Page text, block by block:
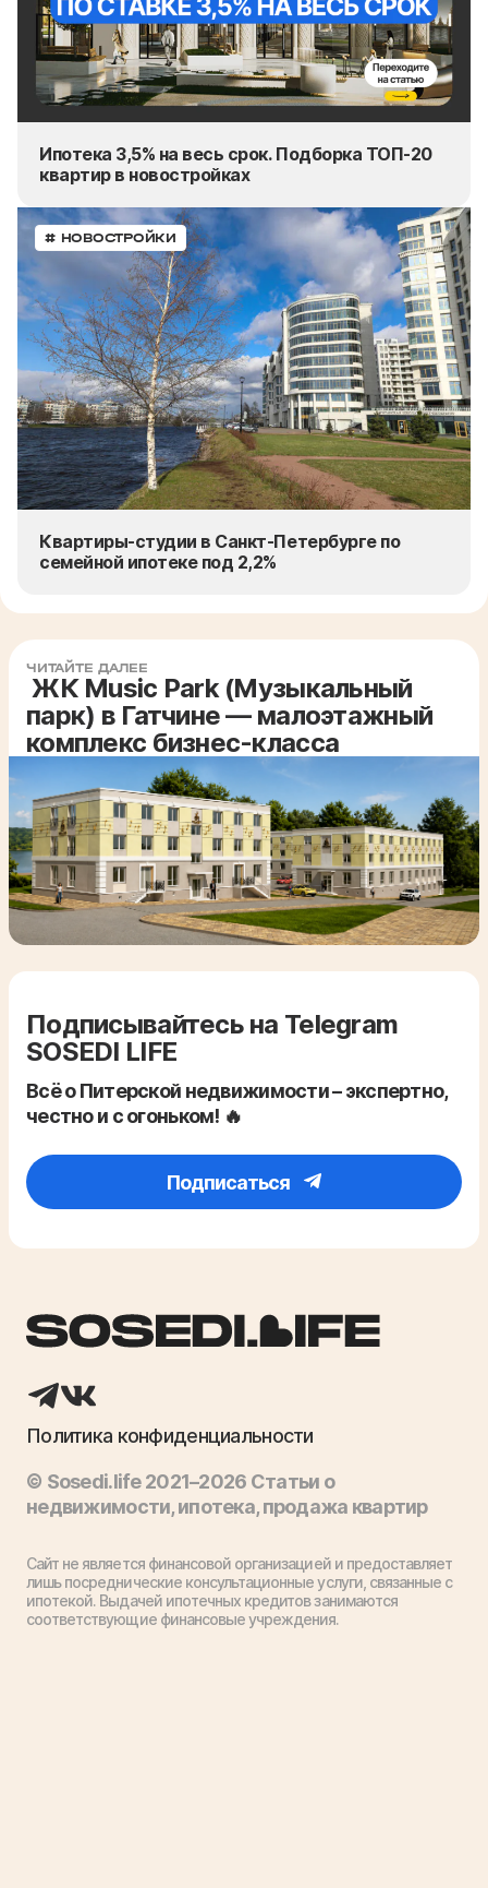
Ипотека 3,5% на весь срок. Подборка ТОП-20
квартир в новостройках
# НОВОСТРОЙКИ
Квартиры-студии в Санкт-Петербурге по
семейной ипотеке под 2,2%
ЧИТАЙТЕ ДАЛЕЕ
ЖК Music Park (Музыкальный
парк) в Гатчине — малоэтажный
комплекс бизнес-класса
Подписывайтесь на Telegram
SOSEDI LIFE
Всё о Питерской недвижимости – экспертно,
честно и с огоньком! 🔥
Подписаться
Политика конфиденциальности
© Sosedi.life 2021–2026 Статьи о
недвижимости, ипотека, продажа квартир
Сайт не является финансовой организацией и предоставляет
лишь посреднические консультационные услуги, связанные с
ипотекой. Выдачей ипотечных кредитов занимаются
соответствующие финансовые учреждения.